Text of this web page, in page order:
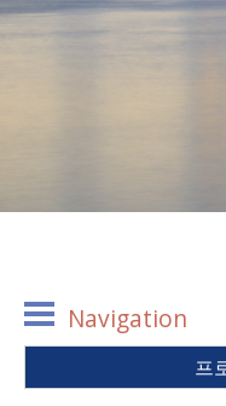
Navigation
프